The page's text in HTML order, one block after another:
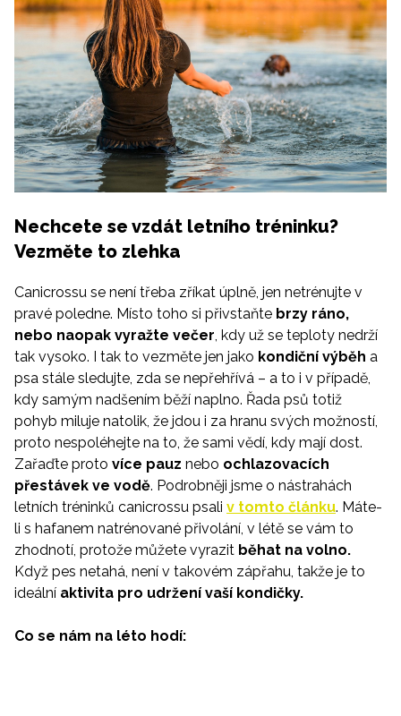
Nechcete se vzdát letního tréninku?
Vezměte to zlehka
Canicrossu se není třeba zříkat úplně, jen netrénujte v
pravé poledne. Místo toho si přivstaňte brzy ráno,
nebo naopak vyražte večer, kdy už se teploty nedrží
tak vysoko. I tak to vezměte jen jako kondiční výběh a
psa stále sledujte, zda se nepřehřívá – a to i v případě,
kdy samým nadšením běží naplno. Řada psů totiž
pohyb miluje natolik, že jdou i za hranu svých možností,
proto nespoléhejte na to, že sami vědí, kdy mají dost.
Zařaďte proto více pauz nebo ochlazovacích
přestávek ve vodě. Podrobněji jsme o nástrahách
letních tréninků canicrossu psali v tomto článku. Máte-
li s hafanem natrénované přivolání, v létě se vám to
zhodnotí, protože můžete vyrazit běhat na volno.
Když pes netahá, není v takovém zápřahu, takže je to
ideální aktivita pro udržení vaší kondičky.
Co se nám na léto hodí: